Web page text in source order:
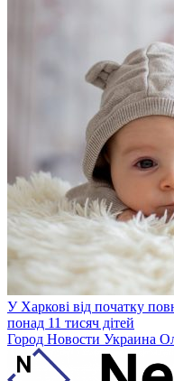
У Харкові від початку
понад 11 тисяч дітей
Город Новости Украина